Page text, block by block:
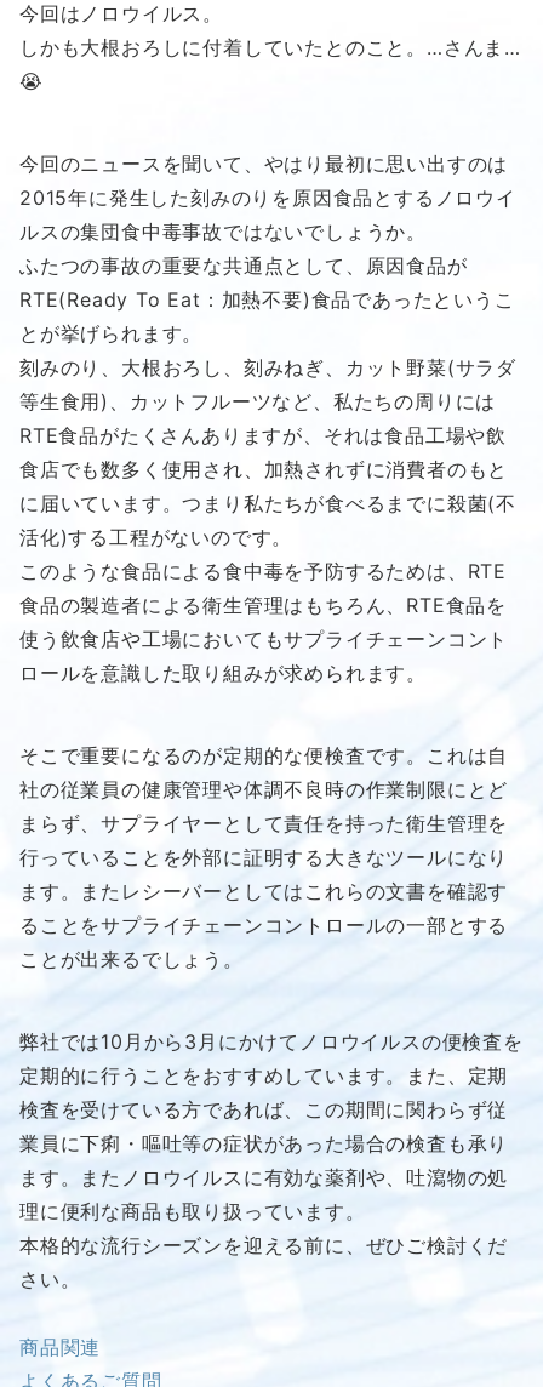
今回はノロウイルス。
しかも大根おろしに付着していたとのこと。…さんま…
😭
今回のニュースを聞いて、やはり最初に思い出すのは
2015年に発生した刻みのりを原因食品とするノロウイ
ルスの集団食中毒事故ではないでしょうか。
ふたつの事故の重要な共通点として、原因食品が
RTE(Ready To Eat：加熱不要)食品であったというこ
とが挙げられます。
刻みのり、大根おろし、刻みねぎ、カット野菜(サラダ
等生食用)、カットフルーツなど、私たちの周りには
RTE食品がたくさんありますが、それは食品工場や飲
食店でも数多く使用され、加熱されずに消費者のもと
に届いています。つまり私たちが食べるまでに殺菌(不
活化)する工程がないのです。
このような食品による食中毒を予防するためは、RTE
食品の製造者による衛生管理はもちろん、RTE食品を
使う飲食店や工場においてもサプライチェーンコント
ロールを意識した取り組みが求められます。
そこで重要になるのが定期的な便検査です。これは自
社の従業員の健康管理や体調不良時の作業制限にとど
まらず、サプライヤーとして責任を持った衛生管理を
行っていることを外部に証明する大きなツールになり
ます。またレシーバーとしてはこれらの文書を確認す
ることをサプライチェーンコントロールの一部とする
ことが出来るでしょう。
弊社では10月から3月にかけてノロウイルスの便検査を
定期的に行うことをおすすめしています。また、定期
検査を受けている方であれば、この期間に関わらず従
業員に下痢・嘔吐等の症状があった場合の検査も承り
ます。またノロウイルスに有効な薬剤や、吐瀉物の処
理に便利な商品も取り扱っています。
本格的な流行シーズンを迎える前に、ぜひご検討くだ
さい。
商品関連
よくあるご質問